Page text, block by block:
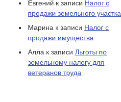
Евгений к записи Налог с
продажи земельного участка
Марина к записи Налог с
продажи имущества
Алла к записи Льготы по
земельному налогу для
ветеранов труда